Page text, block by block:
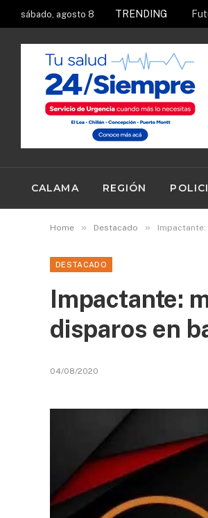
sábado, agosto 8 TRENDING
CALAMA REGIÓN
Home » Destacado »
DESTACADO
Impactante:
disparos en
04/08/2020